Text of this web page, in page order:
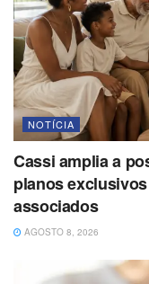
NOTÍCIA
Cassi amplia a
planos
associados
AGOSTO 8, 2026